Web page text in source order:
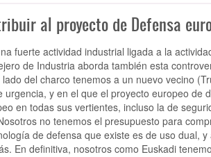
al proyecto de Defensa
fuerte actividad industrial ligada a la
de Industria aborda también esta
del charco tenemos a un nuevo vecino
urgencia, y en el que el proyecto europeo de
en todas sus vertientes, incluso la de
no tenemos el presupuesto para
de defensa que existe es de uso dual,
En definitiva, nosotros como Euskadi